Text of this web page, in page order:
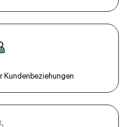
Kundenbeziehungen